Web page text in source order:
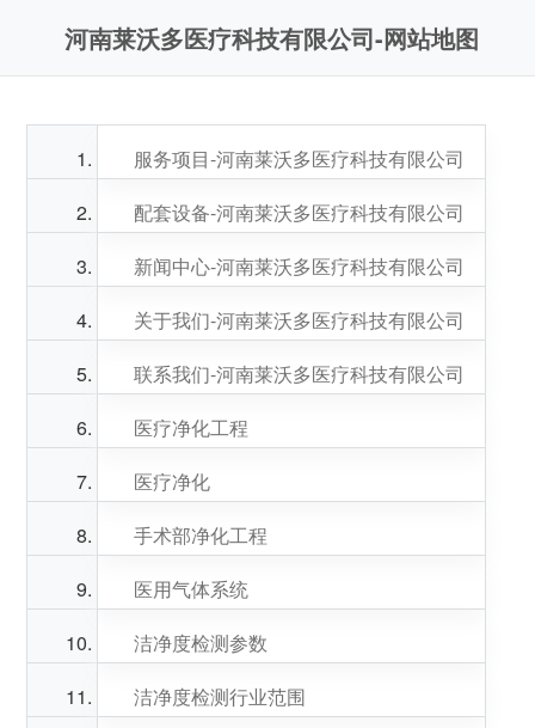
河南莱沃多医疗科技有限公司-网站地图
服务项目-河南莱沃多医疗科技有限公司
配套设备-河南莱沃多医疗科技有限公司
新闻中心-河南莱沃多医疗科技有限公司
关于我们-河南莱沃多医疗科技有限公司
联系我们-河南莱沃多医疗科技有限公司
医疗净化工程
医疗净化
手术部净化工程
医用气体系统
洁净度检测参数
洁净度检测行业范围